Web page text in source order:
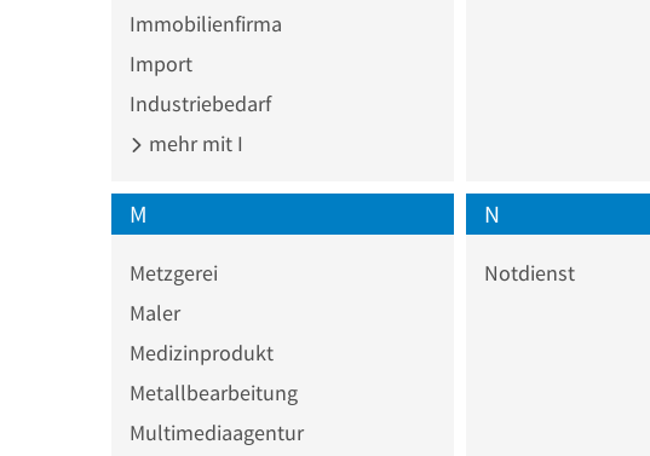
Immobilienfirma
Import
Industriebedarf
mehr mit I
M
Metzgerei
Maler
Medizinprodukt
Metallbearbeitung
Multimediaagentur
N
Notdienst